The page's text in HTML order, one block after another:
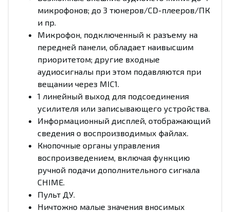
микрофонов; до 3 тюнеров/CD-плееров/ПК
и пр.
Микрофон, подключенный к разъему на
передней панели, обладает наивысшим
приоритетом; другие входные
аудиосигналы при этом подавляются при
вещании через MIC1.
1 линейный выход для подсоединения
усилителя или записывающего устройства.
Информационный дисплей, отображающий
сведения о воспроизводимых файлах.
Кнопочные органы управления
воспроизведением, включая функцию
ручной подачи дополнительного сигнала
CHIME.
Пульт ДУ.
Ничтожно малые значения вносимых